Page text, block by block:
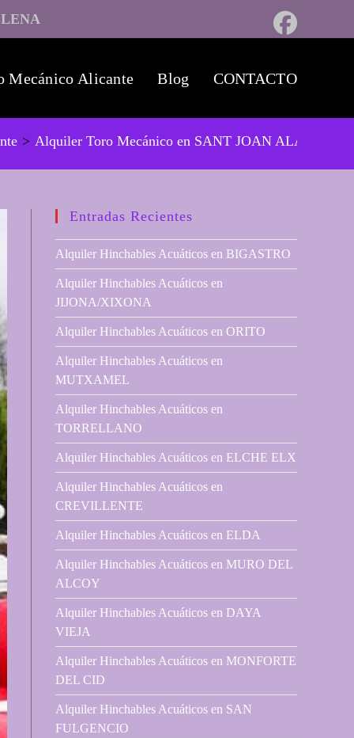
Mecánico Alicante Blog CONTACTO
> Alquiler Toro Mecánico en SANT JOAN ALACANT
Entradas Recientes
Alquiler Hinchables Acuáticos en BIGASTRO
Alquiler Hinchables Acuáticos en
JIJONA/XIXONA
Alquiler Hinchables Acuáticos en ORITO
Alquiler Hinchables Acuáticos en
MUTXAMEL
Alquiler Hinchables Acuáticos en
TORRELLANO
Alquiler Hinchables Acuáticos en ELCHE ELX
Alquiler Hinchables Acuáticos en
CREVILLENTE
Alquiler Hinchables Acuáticos en ELDA
Alquiler Hinchables Acuáticos en MURO DEL
ALCOY
Alquiler Hinchables Acuáticos en DAYA
VIEJA
Alquiler Hinchables Acuáticos en MONFORTE
DEL CID
Alquiler Hinchables Acuáticos en SAN
FULGENCIO